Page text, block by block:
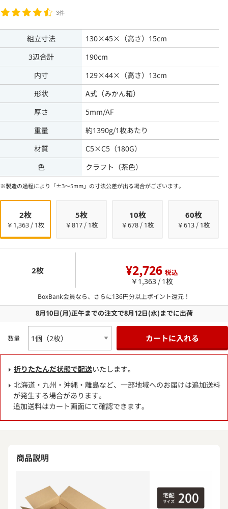
3件
組立寸法
130×45×（高さ）15cm
3辺合計
190cm
内寸
129×44×（高さ）13cm
形状
A式（みかん箱）
厚さ
5mm/AF
重量
約1390g/1枚あたり
材質
C5×C5（180G）
色
クラフト（茶色）
※製造の過程により「±3～5mm」の寸法公差が出る場合がございます。
2枚
￥1,363 / 1枚
5枚
￥817 / 1枚
10枚
￥678 / 1枚
60枚
￥613 / 1枚
2枚 ¥2,726 税込
￥1,363 / 1枚
BoxBank会員なら、さらに136円分以上ポイント還元！
8月10日(月)正午までの注文で8月12日(水)までに出荷
数量 カートに入れる
折りたたんだ状態で配送いたします。
北海道・九州・沖縄・離島など、一部地域へのお届けは追加送料
が発生する場合があります。
追加送料はカート画面にて確認できます。
商品説明